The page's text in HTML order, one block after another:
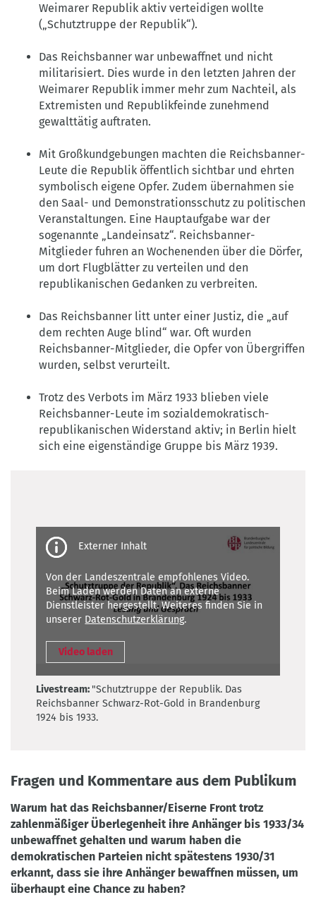
Weimarer Republik aktiv verteidigen wollte
(„Schutztruppe der Republik“).
Das Reichsbanner war unbewaffnet und nicht
militarisiert. Dies wurde in den letzten Jahren der
Weimarer Republik immer mehr zum Nachteil, als
Extremisten und Republikfeinde zunehmend
gewalttätig auftraten.
Mit Großkundgebungen machten die Reichsbanner-
Leute die Republik öffentlich sichtbar und ehrten
symbolisch eigene Opfer. Zudem übernahmen sie
den Saal- und Demonstrationsschutz zu politischen
Veranstaltungen. Eine Hauptaufgabe war der
sogenannte „Landeinsatz“. Reichsbanner-
Mitglieder fuhren an Wochenenden über die Dörfer,
um dort Flugblätter zu verteilen und den
republikanischen Gedanken zu verbreiten.
Das Reichsbanner litt unter einer Justiz, die „auf
dem rechten Auge blind“ war. Oft wurden
Reichsbanner-Mitglieder, die Opfer von Übergriffen
wurden, selbst verurteilt.
Trotz des Verbots im März 1933 blieben viele
Reichsbanner-Leute im sozialdemokratisch-
republikanischen Widerstand aktiv; in Berlin hielt
sich eine eigenständige Gruppe bis März 1939.
party
content
Von der Landeszentrale empfohlenes Video.
Beim Laden werden Daten an externe
Dienstleister hergestellt. Weiteres finden Sie in
unserer Datenschutzerklärung.
Video laden
Livestream: "Schutztruppe der Republik. Das
Reichsbanner Schwarz-Rot-Gold in Brandenburg
1924 bis 1933.
Fragen und Kommentare aus dem Publikum
Warum hat das Reichsbanner/Eiserne Front trotz
zahlenmäßiger Überlegenheit ihre Anhänger bis 1933/34
unbewaffnet gehalten und warum haben die
demokratischen Parteien nicht spätestens 1930/31
erkannt, dass sie ihre Anhänger bewaffnen müssen, um
überhaupt eine Chance zu haben?